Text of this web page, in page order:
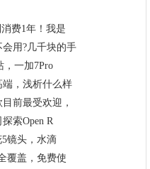
费1年！我是
用?几千块的手
，一加7Pro
端，浅析什么样
前最受欢迎，
索Open R
镜头，水滴
覆盖，免费使